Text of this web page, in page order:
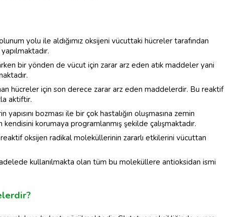
yolu ile aldığımız oksijeni vücuttaki hücreler tarafından
bir yönden de vücut için zarar arz eden atık maddeler yani
hücreler için son derece zarar arz eden maddelerdir. Bu reaktif
aktiftir.
bozması ile bir çok hastalığın oluşmasına zemin
kendisini korumaya programlanmış şekilde çalışmaktadır.
oksijen radikal moleküllerinin zararlı etkilerini vücuttan
kullanılmakta olan tüm bu moleküllere antioksidan ismi